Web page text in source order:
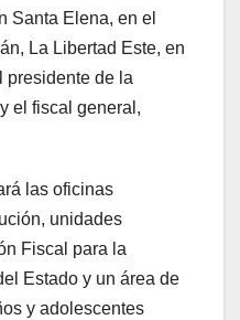
Santa Elena, en el
La Libertad Este, en
presidente de la
el fiscal general,
las oficinas
unidades
Fiscal para la
Estado y un área de
y adolescentes